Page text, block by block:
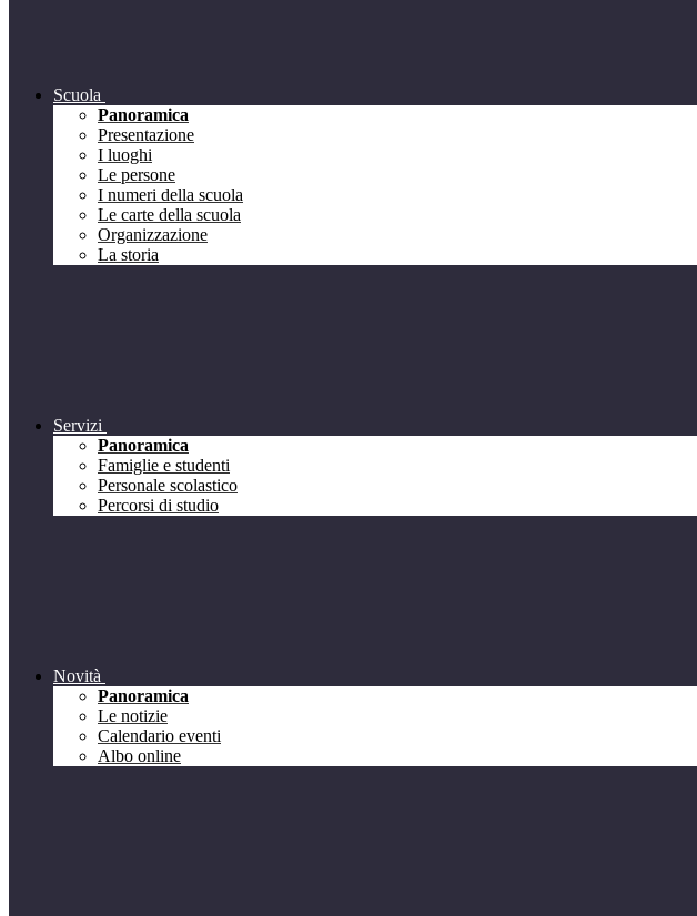
Scuola
Panoramica
Presentazione
I luoghi
Le persone
I numeri della scuola
Le carte della scuola
Organizzazione
La storia
Servizi
Panoramica
Famiglie e studenti
Personale scolastico
Percorsi di studio
Novità
Panoramica
Le notizie
Calendario eventi
Albo online